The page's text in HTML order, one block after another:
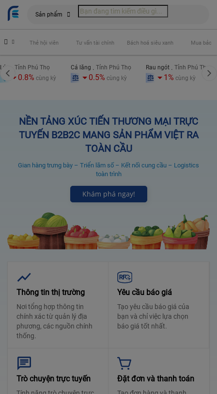
Sản phẩm
phí Thẻ hội viên Tư vấn tài chính Bách hoá siêu xanh Mua bảo
Lúa Tỉnh Phú Thọ
0.8% cùng kỳ
Cá lăng . Tỉnh Phú Thọ
0.5% cùng kỳ
Rau ngót . Tỉnh Phú Thọ
1% cùng kỳ
NỀN TẢNG XÚC TIẾN THƯƠNG MẠI TRỰC
TUYẾN B2B2C MANG SẢN PHẨM VIỆT RA
TOÀN CẦU
Gian hàng trưng bày – Triển lãm số – Kết nối cung cầu – Logistics
toàn trình
Khám phá ngay!
Thông tin thị trường
Nơi tổng hợp thông tin
chính xác từ quản lý địa
phương, các nguồn chính
thống.
Yêu cầu báo giá
Tạo yêu cầu báo giá của
bạn và chỉ việc lựa chọn
báo giá tốt nhất.
Trò chuyện trực tuyến Đặt đơn và thanh toán